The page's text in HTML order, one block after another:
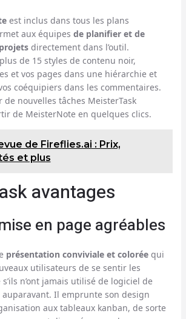
est inclus dans tous les plans
aux équipes de planifier et de
directement dans l’outil.
de 15 styles de contenu noir,
et vos pages dans une hiérarchie et
coéquipiers dans les commentaires.
de nouvelles tâches MeisterTask
de MeisterNote en quelques clics.
de Fireflies.ai : Prix,
et plus
avantages
en page agréables
présentation conviviale et coloréequi
utilisateurs de se sentir les
n’ont jamais utilisé de logiciel de
Il emprunte son design
aux tableaux kanban, de sorte